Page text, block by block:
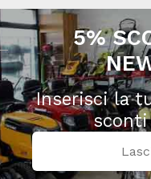
5%
Inserisci la
sconti